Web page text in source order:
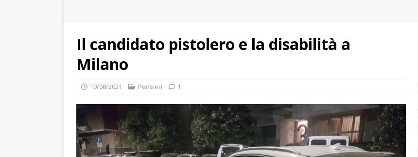
Il candidato pistolero e la disabilità a
Milano
10/08/2021 Pensieri 1